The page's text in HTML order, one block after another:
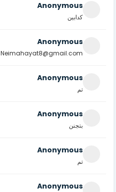
Anonymous
كدابين
Anonymous
Neimahayat8@gmail.com
Anonymous
تم
Anonymous
بتجنن
Anonymous
تم
Anonymous